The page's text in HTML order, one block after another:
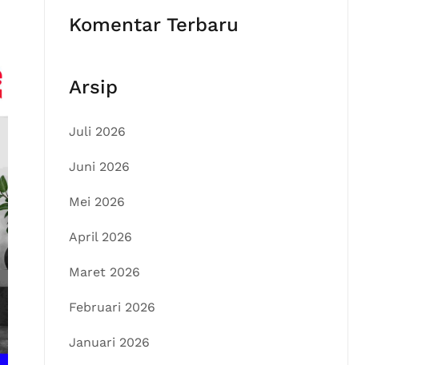
Komentar Terbaru
Arsip
Juli 2026
Juni 2026
Mei 2026
April 2026
Maret 2026
Februari 2026
Januari 2026